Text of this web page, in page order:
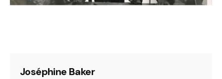
Joséphine Baker